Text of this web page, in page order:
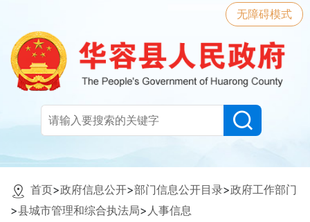
无障碍模式
首页>政府信息公开>部门信息公开目录>政府工作部门
>县城市管理和综合执法局> 人事信息